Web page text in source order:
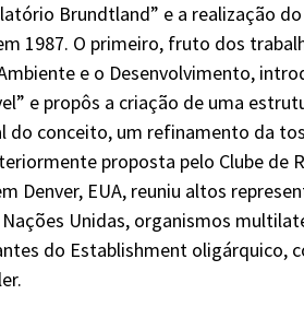
Brundtland” e a realização
1987. O primeiro, fruto dos
e o Desenvolvimento,
e propôs a criação de uma
do conceito, um refinamento da
proposta pelo Clube de
Denver, EUA, reuniu altos
Nações Unidas, organismos
do Establishment oligárquico,